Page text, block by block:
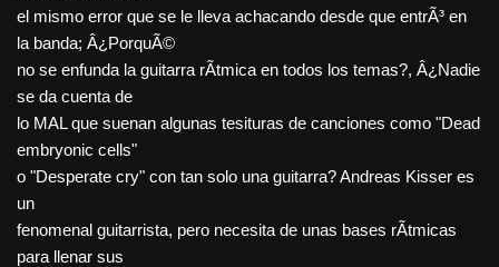
el mismo error que se le lleva achacando desde que entrÃ³ en
la banda; Â¿PorquÃ©
no se enfunda la guitarra rÃ­tmica en todos los temas?, Â¿Nadie
se da cuenta de
lo MAL que suenan algunas tesituras de canciones como "Dead
embryonic cells"
o "Desperate cry" con tan solo una guitarra? Andreas Kisser es
un
fenomenal guitarrista, pero necesita de unas bases rÃ­tmicas
para llenar sus